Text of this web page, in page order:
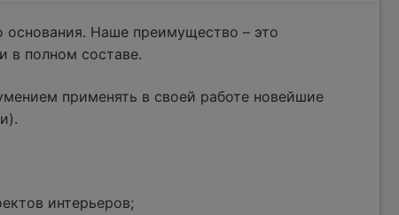
основания. Наше преимущество – это
в полном составе.
применять в своей работе новейшие
интерьеров;